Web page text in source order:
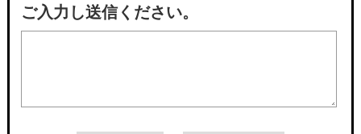
ご入力し送信ください。